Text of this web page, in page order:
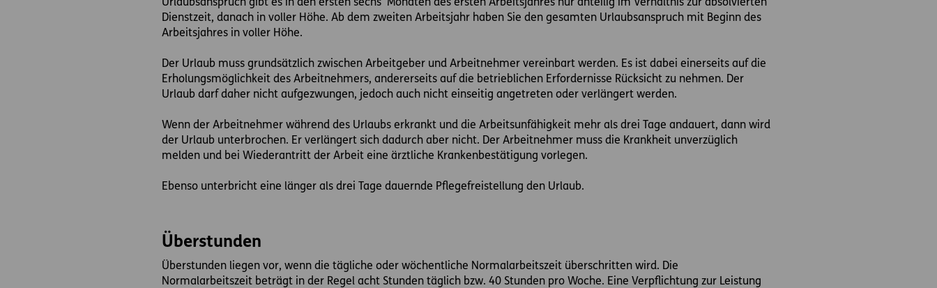
Urlaubsanspruch gibt es in den ersten sechs Monaten des ersten Arbeitsjahres nur anteilig im Verhältnis zur absolvierten
Dienstzeit, danach in voller Höhe. Ab dem zweiten Arbeitsjahr haben Sie den gesamten Urlaubsanspruch mit Beginn des
Arbeitsjahres in voller Höhe.
Der Urlaub muss grundsätzlich zwischen Arbeitgeber und Arbeitnehmer vereinbart werden. Es ist dabei einerseits auf die
Erholungsmöglichkeit des Arbeitnehmers, andererseits auf die betrieblichen Erfordernisse Rücksicht zu nehmen. Der
Urlaub darf daher nicht aufgezwungen, jedoch auch nicht einseitig angetreten oder verlängert werden.
Wenn der Arbeitnehmer während des Urlaubs erkrankt und die Arbeitsunfähigkeit mehr als drei Tage andauert, dann wird
der Urlaub unterbrochen. Er verlängert sich dadurch aber nicht. Der Arbeitnehmer muss die Krankheit unverzüglich
melden und bei Wiederantritt der Arbeit eine ärztliche Krankenbestätigung vorlegen.
Ebenso unterbricht eine länger als drei Tage dauernde Pflegefreistellung den Urlaub.
Überstunden
Überstunden liegen vor, wenn die tägliche oder wöchentliche Normalarbeitszeit überschritten wird. Die
Normalarbeitszeit beträgt in der Regel acht Stunden täglich bzw. 40 Stunden pro Woche. Eine Verpflichtung zur Leistung